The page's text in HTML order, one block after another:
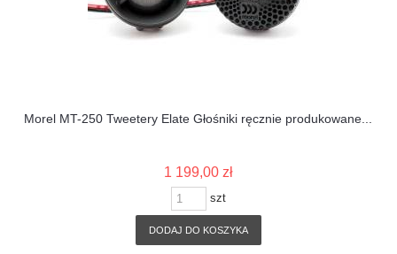
Morel MT-250 Tweetery Elate Głośniki ręcznie produkowane...
1 199,00 zł
szt
DODAJ DO KOSZYKA